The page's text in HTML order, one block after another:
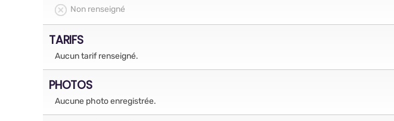
Non renseigné
TARIFS
Aucun tarif renseigné.
PHOTOS
Aucune photo enregistrée.